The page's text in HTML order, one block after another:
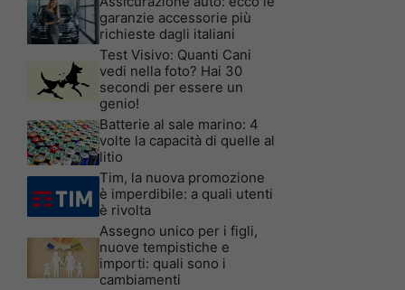
garanzie accessorie più
richieste dagli italiani
Test Visivo: Quanti Cani
vedi nella foto? Hai 30
secondi per essere un
genio!
Batterie al sale marino: 4
volte la capacità di quelle al
litio
Tim, la nuova promozione
è imperdibile: a quali utenti
è rivolta
Assegno unico per i figli,
nuove tempistiche e
importi: quali sono i
cambiamenti